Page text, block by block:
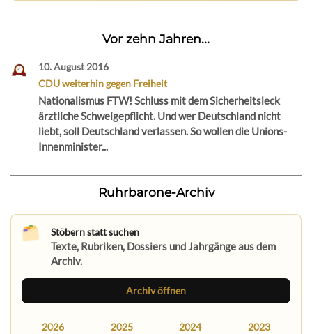
Vor zehn Jahren...
10. August 2016
CDU weiterhin gegen Freiheit
Nationalismus FTW! Schluss mit dem Sicherheitsleck
ärztliche Schweigepflicht. Und wer Deutschland nicht
liebt, soll Deutschland verlassen. So wollen die Unions-
Innenminister...
Ruhrbarone-Archiv
Stöbern statt suchen
Texte, Rubriken, Dossiers und Jahrgänge aus dem
Archiv.
Archiv öffnen
2026 2025 2024 2023